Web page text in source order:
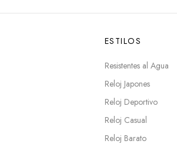
ESTILOS
Resistentes al Agua
Reloj Japones
Reloj Deportivo
Reloj Casual
Reloj Barato